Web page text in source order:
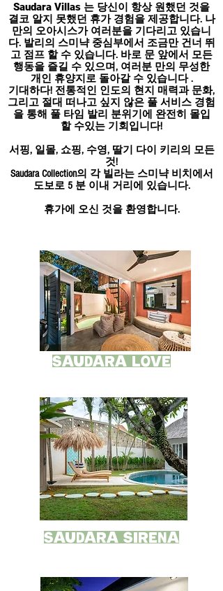
Saudara Villas 는 당신이 항상 원했던 것을
결코 알지 못했던 휴가 경험을 제공합니다. 나
만의 오아시스가 여러분을 기다리고 있습니
다. 발리의 스미냑 중심부에서 조금만 건너 뛰
고 점프 할 수 있습니다. 바로 문 앞에서 모든
행동을 즐길 수 있으며, 여러분 만의 무성한
개인 휴양지로 돌아갈 수 있습니다 .
기대하다! 전통적인 인도의 현지 매력과 문화,
그리고 절대 떠나고 싶지 않은 풀 서비스 경험
을 통해 풀 타임 발리 분위기에 완전히 몰입
할 수있는 기회입니다!
서핑, 일몰, 쇼핑, 수영, 딸기 다이 키리의 모든
것!
Saudara Collection의 각 빌라는 스미냑 비치에서
도보로 5 분 이내 거리에 있습니다.
휴가에 오신 것을 환영합니다.
Saudara LOVE
Saudara SIRENA